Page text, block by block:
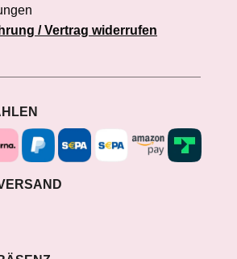
/ Vertrag widerrufen